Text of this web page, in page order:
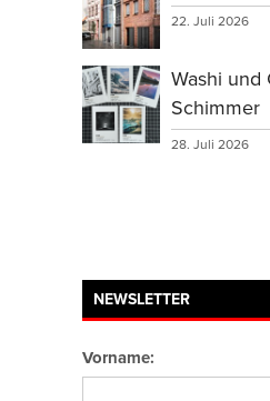
22. Juli 2026
Washi und
Schimmer
28. Juli 2026
NEWSLETTER
Vorname: